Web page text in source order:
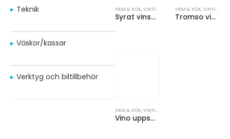
Teknik
Väskor/kassar
Verktyg och biltillbehör
HEM & KÖK,VINTILLBEHÖR
Syrat vinset i 4 delar
HEM & KÖK,VINTILLBEHÖR
Tromso vinkylare
HEM & KÖK,VINTILLBEHÖR
Vino uppsättning vinhållare